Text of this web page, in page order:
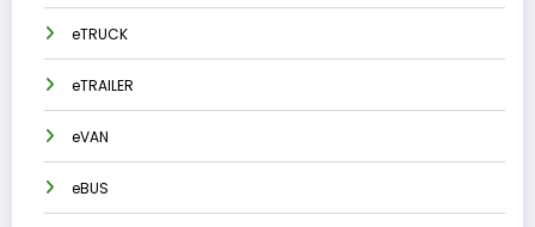
eTRUCK
eTRAILER
eVAN
eBUS